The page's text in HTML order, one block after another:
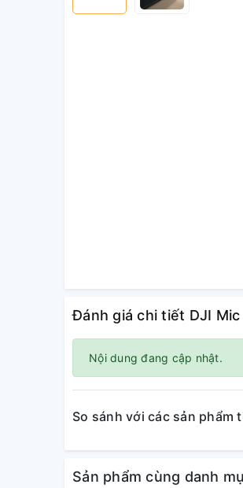
Đánh giá chi tiết DJI
Nội dung đang cập nhật.
So sánh với các sản phẩm
Sản phẩm cùng danh